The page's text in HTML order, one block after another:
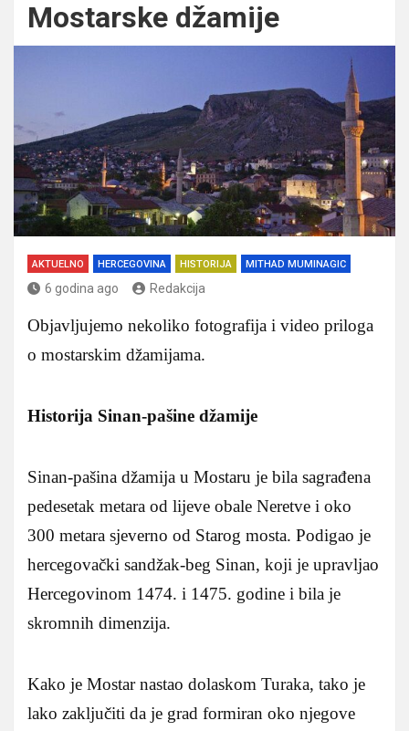
Mostarske džamije
AKTUELNO HERCEGOVINA HISTORIJA MITHAD MUMINAGIC
6 godina ago Redakcija
Objavljujemo nekoliko fotografija i video priloga
o mostarskim džamijama.
Historija Sinan-pašine džamije
Sinan-pašina džamija u Mostaru je bila sagrađena
pedesetak metara od lijeve obale Neretve i oko
300 metara sjeverno od Starog mosta. Podigao je
hercegovački sandžak-beg Sinan, koji je upravljao
Hercegovinom 1474. i 1475. godine i bila je
skromnih dimenzija.
Kako je Mostar nastao dolaskom Turaka, tako je
lako zaključiti da je grad formiran oko njegove